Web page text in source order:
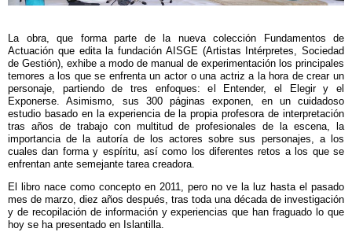
La obra, que forma parte de la nueva colección Fundamentos de
Actuación que edita la fundación AISGE (Artistas Intérpretes, Sociedad
de Gestión), exhibe a modo de manual de experimentación los principales
temores a los que se enfrenta un actor o una actriz a la hora de crear un
personaje, partiendo de tres enfoques: el Entender, el Elegir y el
Exponerse. Asimismo, sus 300 páginas exponen, en un cuidadoso
estudio basado en la experiencia de la propia profesora de interpretación
tras años de trabajo con multitud de profesionales de la escena, la
importancia de la autoría de los actores sobre sus personajes, a los
cuales dan forma y espíritu, así como los diferentes retos a los que se
enfrentan ante semejante tarea creadora.
El libro nace como concepto en 2011, pero no ve la luz hasta el pasado
mes de marzo, diez años después, tras toda una década de investigación
y de recopilación de información y experiencias que han fraguado lo que
hoy se ha presentado en Islantilla.